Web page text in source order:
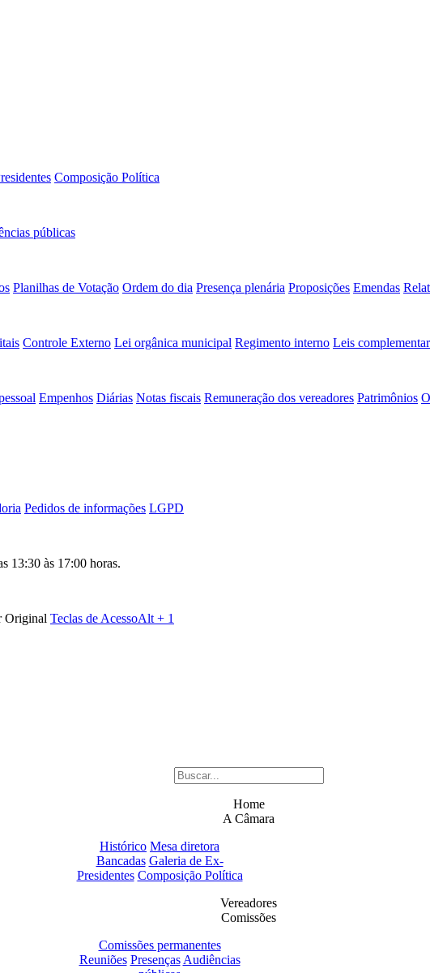
Composição Política
públicas
Planilhas de Votação Ordem do dia Presença plenária Proposições Emendas
Controle Externo Lei orgânica municipal Regimento interno Leis
Empenhos Diárias Notas fiscais Remuneração dos vereadores Patrimônios
Pedidos de informações LGPD
13:30 às 17:00 horas.
Original Teclas de AcessoAlt + 1
Home
A Câmara
Histórico Mesa diretora
Bancadas Galeria de Ex-
Presidentes Composição Política
Vereadores
Comissões
Comissões permanentes
Reuniões Presenças Audiências